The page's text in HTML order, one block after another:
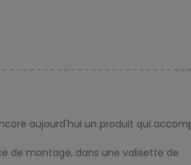
aujourd'hui un produit qui
de montage, dans une valisette de